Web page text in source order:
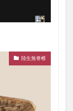
陸生無脊椎